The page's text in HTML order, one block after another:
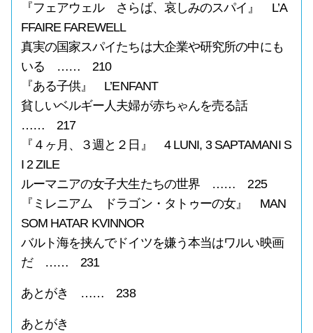
『フェアウェル さらば、哀しみのスパイ』 L’A
FFAIRE FAREWELL
真実の国家スパイたちは大企業や研究所の中にも
いる …… 210
『ある子供』 L’ENFANT
貧しいベルギー人夫婦が赤ちゃんを売る話
…… 217
『４ヶ月、３週と２日』 4 LUNI, 3 SAPTAMANI S
I 2 ZILE
ルーマニアの女子大生たちの世界 …… 225
『ミレニアム ドラゴン・タトゥーの女』 MAN
SOM HATAR KVINNOR
バルト海を挟んでドイツを嫌う本当はワルい映画
だ …… 231
あとがき …… 238
あとがき